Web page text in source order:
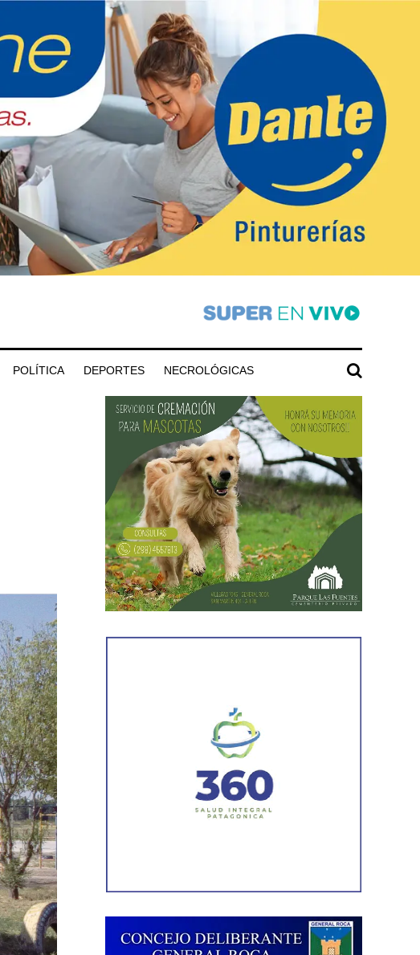
POLÍTICA DEPORTES NECROLÓGICAS